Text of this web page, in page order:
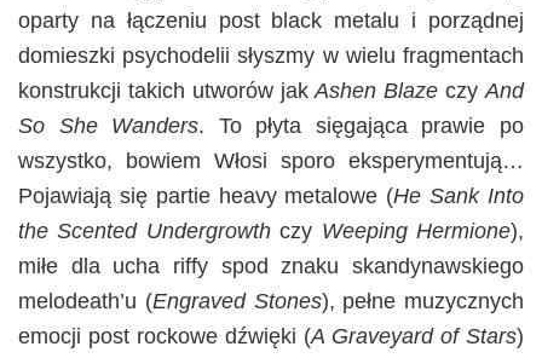
oparty na łączeniu post black metalu i porządnej
domieszki psychodelii słyszmy w wielu fragmentach
konstrukcji takich utworów jakAshen Blaze czyAnd
So She Wanders. To płyta sięgająca prawie po
wszystko, bowiem Włosi sporo eksperymentują…
Pojawiają się partie heavy metalowe (He Sank Into
the Scented Undergrowthczy Weeping Hermione),
miłe dla ucha riffy spod znaku skandynawskiego
melodeath’u (Engraved Stones), pełne muzycznych
emocji post rockowe dźwięki (A Graveyard of Stars)